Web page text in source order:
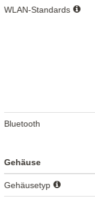
WLAN-Standards
Bluetooth
Gehäuse
Gehäusetyp